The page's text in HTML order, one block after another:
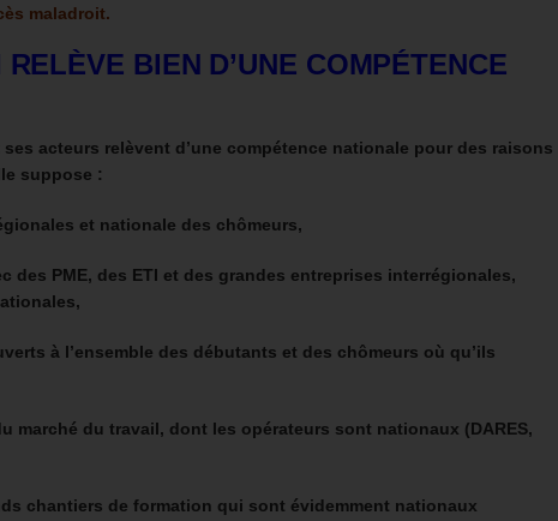
maladroit.
RELÈVE BIEN D’UNE COMPÉTENCE
acteurs relèvent d’une compétence nationale pour des raisons
suppose :
et nationale des chômeurs,
des PME, des ETI et des grandes entreprises interrégionales,
à l’ensemble des débutants et des chômeurs où qu’ils
marché du travail, dont les opérateurs sont nationaux (DARES,
chantiers de formation qui sont évidemment nationaux